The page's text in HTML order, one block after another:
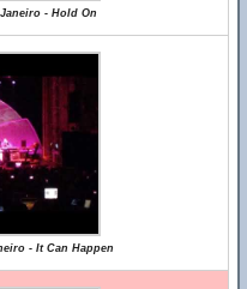
- Hold On
- It Can Happen